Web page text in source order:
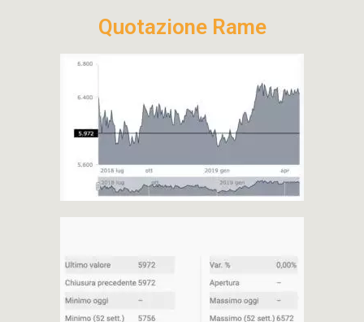
Quotazione Rame